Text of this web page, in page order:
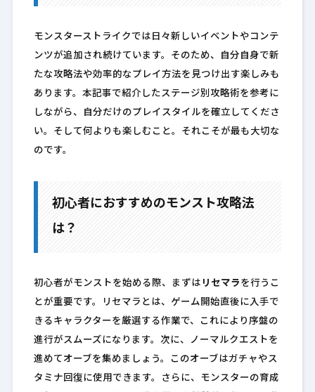
モンスターストライクでは日々新しいイベントやコンテ
ンツが追加され続けています。そのため、自分自身で新
たな攻略法や効率的なプレイ方法を見つけ出す楽しみも
あります。本記事で紹介したステージ別攻略術を参考に
しながら、自分だけのプレイスタイルを確立してくださ
い。そして何よりも楽しむこと。それこそが最も大切な
のです。
初心者におすすめのモンスト攻略法
は？
初心者がモンストを始める際、まずは リセマラ を行うこ
とが重要です。リセマラとは、ゲーム開始直後に入手で
きるキャラクターを厳選する作業で、これにより序盤の
進行がスムーズになります。次に、ノーマルクエストを
進めてオーブを集めましょう。このオーブはガチャやス
タミナ回復に使用できます。さらに、モンスターの育成